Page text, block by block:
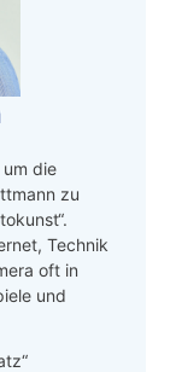
die
zu
Technik
oft in
und